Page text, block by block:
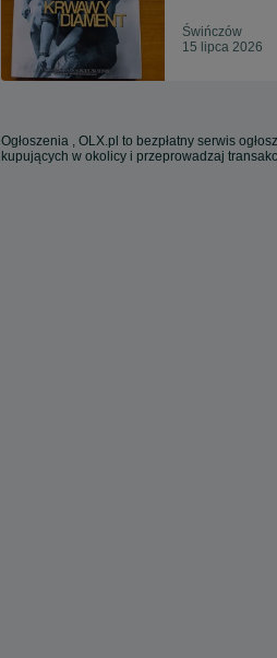
Świńczów
15 lipca 2026
Ogłoszenia , OLX.pl to bezpłatny serwis
kupujących w okolicy i przeprowadzaj